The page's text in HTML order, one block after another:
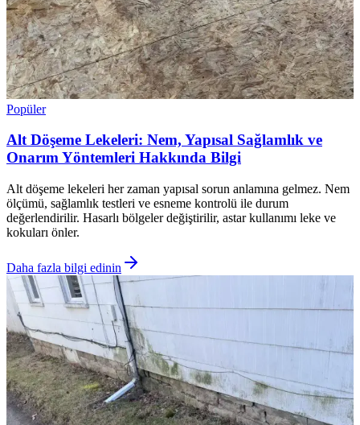
Popüler
Alt Döşeme Lekeleri: Nem, Yapısal Sağlamlık ve
Onarım Yöntemleri Hakkında Bilgi
Alt döşeme lekeleri her zaman yapısal sorun anlamına gelmez. Nem
ölçümü, sağlamlık testleri ve esneme kontrolü ile durum
değerlendirilir. Hasarlı bölgeler değiştirilir, astar kullanımı leke ve
kokuları önler.
Daha fazla bilgi edinin